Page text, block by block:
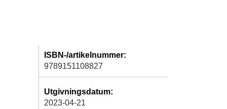
ISBN-/artikelnummer:
9789151108827
Utgivningsdatum:
2023-04-21